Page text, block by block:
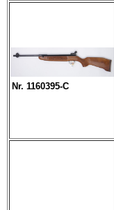
Nr. 1160395-C